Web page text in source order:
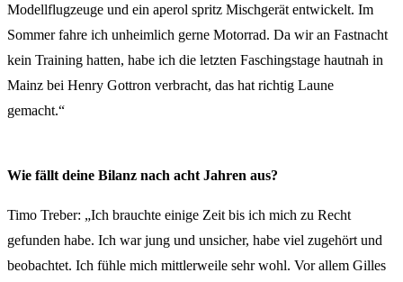
Modellflugzeuge und ein aperol spritz Mischgerät entwickelt. Im
Sommer fahre ich unheimlich gerne Motorrad. Da wir an Fastnacht
kein Training hatten, habe ich die letzten Faschingstage hautnah in
Mainz bei Henry Gottron verbracht, das hat richtig Laune
gemacht.“
Wie fällt deine Bilanz nach acht Jahren aus?
Timo Treber: „Ich brauchte einige Zeit bis ich mich zu Recht
gefunden habe. Ich war jung und unsicher, habe viel zugehört und
beobachtet. Ich fühle mich mittlerweile sehr wohl. Vor allem Gilles